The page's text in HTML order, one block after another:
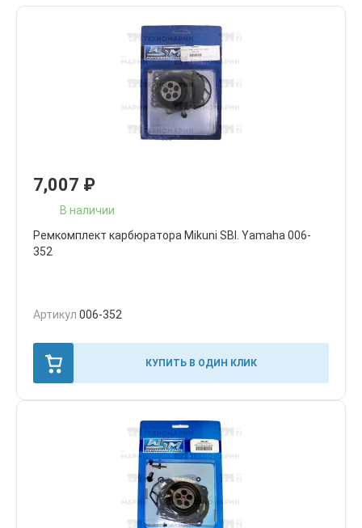
7,007 ₽
В наличии
Ремкомплект карбюратора Mikuni SBI. Yamaha 006-
352
Артикул 006-352
КУПИТЬ В ОДИН КЛИК